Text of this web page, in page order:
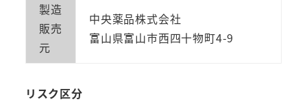
製造
販売
元
中央薬品株式会社
富山県富山市西四十物町4-9
リスク区分